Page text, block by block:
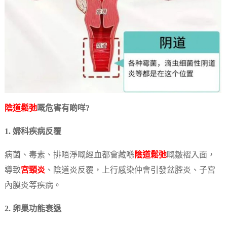
陰道鬆弛嘅危害有啲咩?
1. 婦科疾病反覆
病菌、毒素、排唔淨嘅經血都會藏喺 陰道鬆弛嘅皺褶入面，
導致宮頸炎、陰道炎反覆，上行感染仲會引發盆腔炎、子宮
內膜炎等疾病。
2. 卵巢功能衰退